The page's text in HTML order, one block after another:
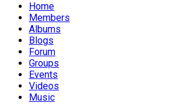
Home
Members
Albums
Blogs
Forum
Groups
Events
Videos
Music